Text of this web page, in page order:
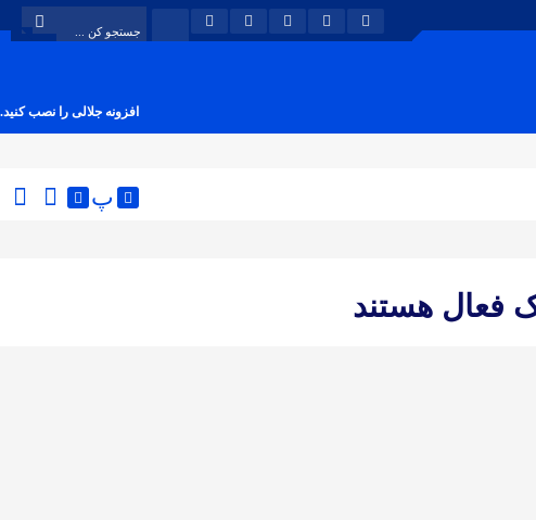
افزونه جلالی را نصب کنید.
پ
فعال هستند